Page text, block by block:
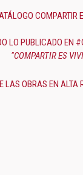
COMPARTIR
LO PUBLICADO EN
"COMPARTIR ES
LAS OBRAS EN ALTA